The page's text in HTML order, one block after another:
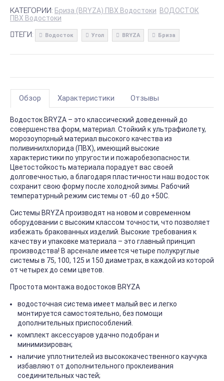
КАТЕГОРИИ: Бриза (BRYZA) ПВХ Водостоки ВОДОСТОК
ПВХ Водостоки
ТЕГИ: Водосток Угол BRYZA Бриза
Обзор Характеристики Отзывы
Водосток BRYZA – это классический доведенный до
совершенства форм, материал. Стойкий к ультрафиолету,
морозоупорный материал высокого качества из
поливинилхлорида (ПВХ), имеющий высокие
характеристики по упругости и пожаробезопасности.
Цветостойкость материала порадует вас своей
долговечностью, а благодаря пластичности наш водосток
сохранит свою форму после холодной зимы. Рабочий
температурный режим системы от -60 до +50С.
Системы BRYZA производят на новом и современном
оборудовании с высоким классом точности, что позволяет
избежать бракованных изделий. Высокие требования к
качеству и упаковке материала – это главный принцип
производства! В арсенале имеется четыре полукруглые
системы в 75, 100, 125 и 150 диаметрах, в каждой из которой
от четырех до семи цветов.
Простота монтажа водостоков BRYZA
водосточная система имеет малый вес и легко
монтируется самостоятельно, без помощи
дополнительных приспособлений.
комплект аксессуаров удачно подобран и
минимизирован;
наличие уплотнителей из высококачественного каучука
избавляют от дополнительного проклеивания
соединительных частей;